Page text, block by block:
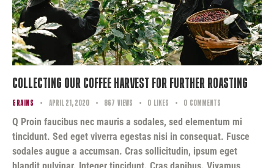
Collecting Our Coffee Harvest for Further Roasting
GRAINS April 21, 2020 867 Views 0 Likes 0 Comments
Q Proin faucibus nec mauris a sodales, sed elementum mi
tincidunt. Sed eget viverra egestas nisi in consequat. Fusce
sodales augue a accumsan. Cras sollicitudin, ipsum eget